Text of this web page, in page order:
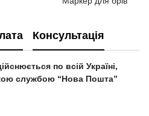
Консультація
по всій Україні,
службою “Нова Пошта”